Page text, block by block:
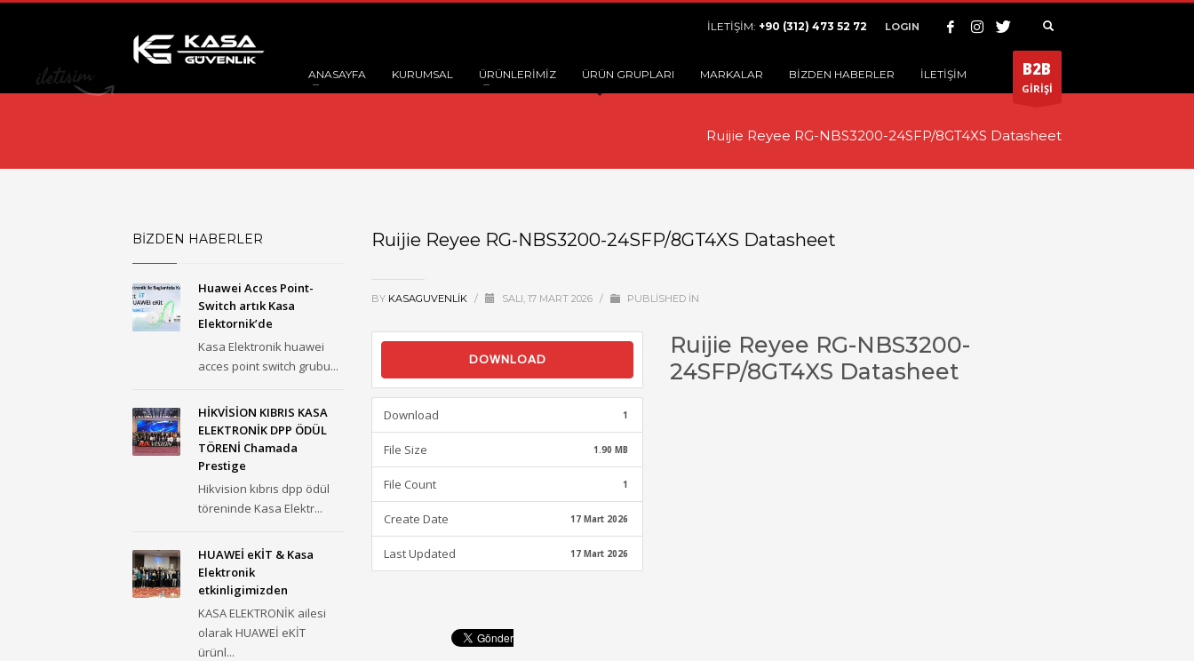
İLETİŞİM: +90 (312) 473 52 72 LOGIN
ANASAYFA KURUMSAL ÜRÜNLERİMİZ ÜRÜN GRUPLARI MARKALAR BİZDEN HABERLER İLETİŞİM B2B
GİRİŞİ
Ruijie Reyee RG-NBS3200-24SFP/8GT4XS Datasheet
Ruijie Reyee RG-NBS3200-24SFP/8GT4XS Datasheet
BY KASAGUVENLIK / SALI, 17 MART 2026 / PUBLISHED IN
DOWNLOAD
Download 1
File Size 1.90 MB
File Count 1
Create Date 17 Mart 2026
Last Updated 17 Mart 2026
Ruijie Reyee RG-NBS3200-
24SFP/8GT4XS Datasheet
BİZDEN HABERLER
Huawei Acces Point-
Switch artık Kasa
Elektornik’de
Kasa Elektronik huawei
acces point switch grubu...
HİKVİSİON KIBRIS KASA
ELEKTRONİK DPP ÖDÜL
TÖRENİ Chamada
Prestige
Hikvision kıbrıs dpp ödül
töreninde Kasa Elektr...
HUAWEİ eKİT & Kasa
Elektronik
etkinligimizden
KASA ELEKTRONİK ailesi
olarak HUAWEİ eKİT
ürünl...